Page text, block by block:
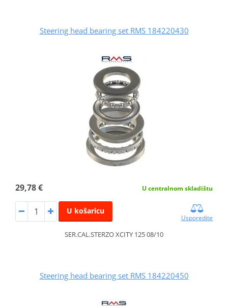
Steering head bearing set RMS 184220430
29,78 € U centralnom skladištu
U košaricu
Usporedite
SER.CAL.STERZO XCITY 125 08/10
Steering head bearing set RMS 184220450